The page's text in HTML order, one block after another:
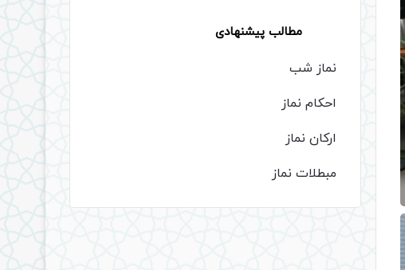
مطالب پیشنهادی
نماز شب
احکام نماز
ارکان نماز
مبطلات نماز